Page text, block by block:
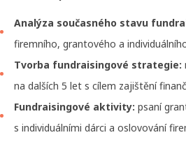
Analýza současného stavu
firemního, grantového a
Tvorba fundraisingové strategie:
na dalších 5 let s cílem zajištění
Fundraisingové aktivity: psaní
s individuálními dárci a oslovování